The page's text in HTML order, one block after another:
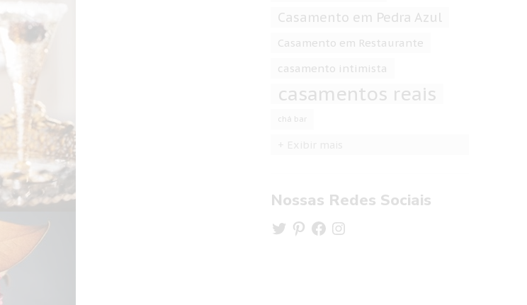
Casamento em Pedra Azul
Casamento em Restaurante
casamento intimista
casamentos reais
chá bar
Nossas Redes Sociais